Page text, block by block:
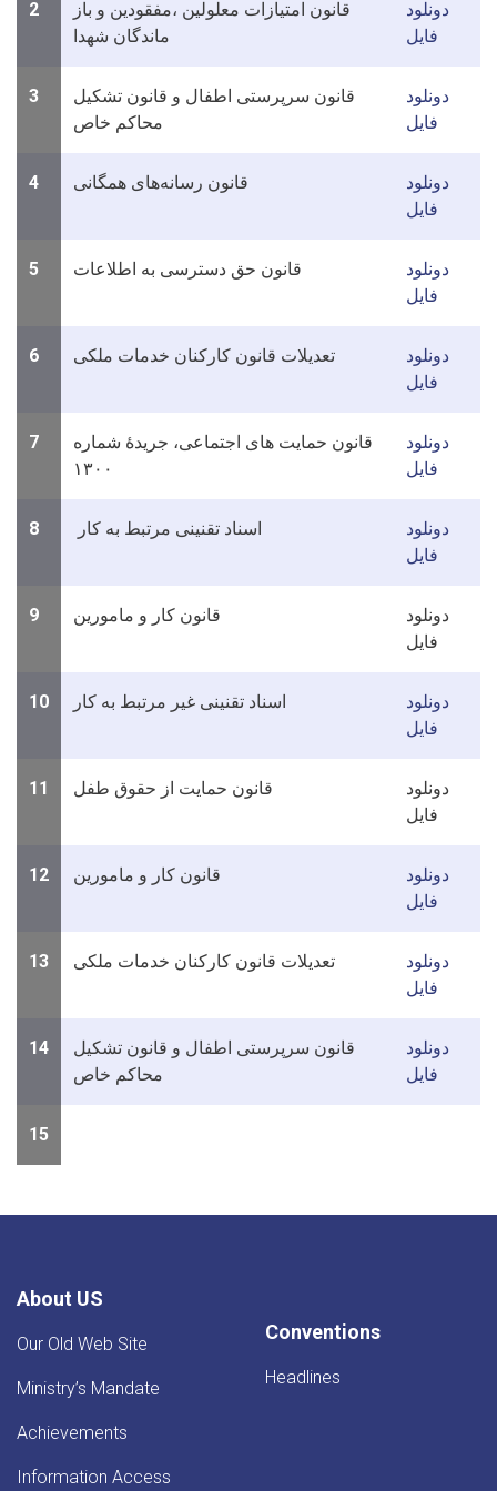
2
قانون امتیازات معلولین ،مفقودین و باز
ماندگان شهدا
دونلود
فایل
3
قانون سرپرستی اطفال و قانون تشکیل
محاکم خاص
دونلود
فایل
4 قانون رسانه‌های همگانی
دونلود
فایل
5 قانون حق دسترسی به اطلاعات
دونلود
فایل
6 تعدیلات قانون کارکنان خدمات ملکی
دونلود
فایل
7
قانون حمایت های اجتماعی، جریدۀ شماره
۱۳۰۰
دونلود
فایل
8 اسناد تقنینی مرتبط به کار
دونلود
فایل
9
دونلود
فایل
10 اسناد تقنینی غیر مرتبط به کار
دونلود
فایل
11 قانون حمایت از حقوق طفل
دونلود
فایل
12
دونلود
فایل
13 تعدیلات قانون کارکنان خدمات ملکی
دونلود
فایل
14
قانون سرپرستی اطفال و قانون تشکیل
محاکم خاص
دونلود
فایل
15
About US
Our Old Web Site
Ministry’s Mandate
Achievements
Information Access
Conventions
Headlines